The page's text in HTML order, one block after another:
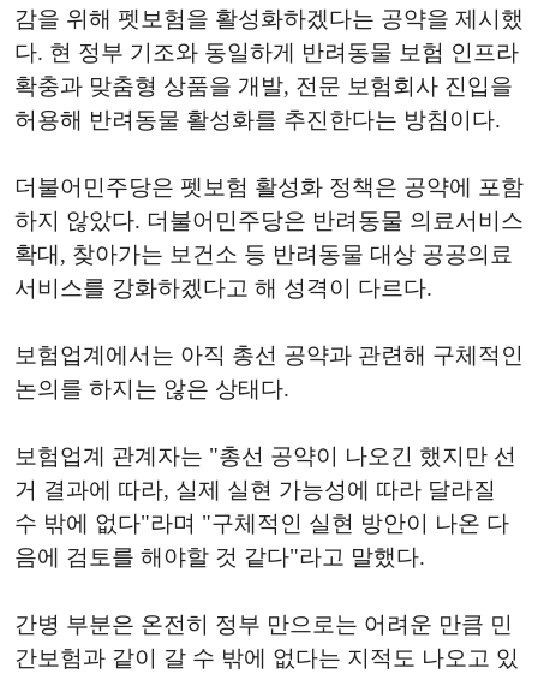
감을 위해 펫보험을 활성화하겠다는 공약을 제시했
다. 현 정부 기조와 동일하게 반려동물 보험 인프라
확충과 맞춤형 상품을 개발, 전문 보험회사 진입을
허용해 반려동물 활성화를 추진한다는 방침이다.
더불어민주당은 펫보험 활성화 정책은 공약에 포함
하지 않았다. 더불어민주당은 반려동물 의료서비스
확대, 찾아가는 보건소 등 반려동물 대상 공공의료
서비스를 강화하겠다고 해 성격이 다르다.
보험업계에서는 아직 총선 공약과 관련해 구체적인
논의를 하지는 않은 상태다.
보험업계 관계자는 "총선 공약이 나오긴 했지만 선
거 결과에 따라, 실제 실현 가능성에 따라 달라질
수 밖에 없다"라며 "구체적인 실현 방안이 나온 다
음에 검토를 해야할 것 같다"라고 말했다.
간병 부분은 온전히 정부 만으로는 어려운 만큼 민
간보험과 같이 갈 수 밖에 없다는 지적도 나오고 있